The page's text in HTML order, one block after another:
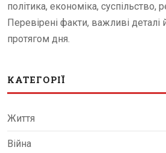
політика, економіка, суспільство,
Перевірені факти, важливі деталі
протягом дня.
КАТЕГОРІЇ
Життя
Війна